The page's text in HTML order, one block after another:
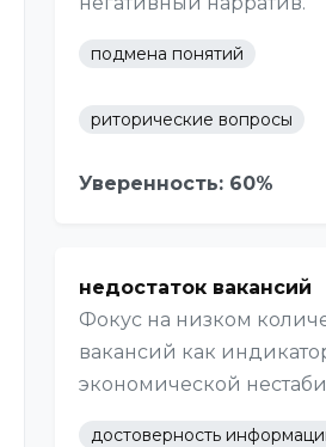
подмена понятий
риторические вопросы
Уверенность: 60%
недостаток вакансий
Фокус на низком
вакансий как
экономической
достоверность